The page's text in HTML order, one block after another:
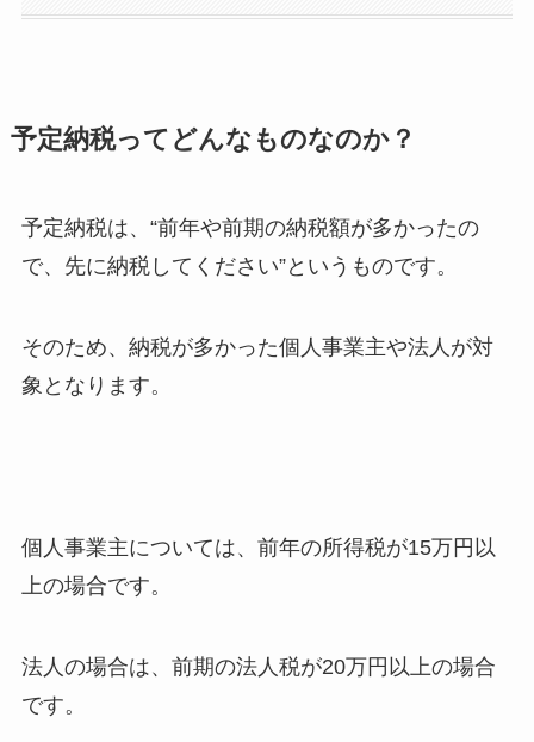
予定納税ってどんなものなのか？
予定納税は、“前年や前期の納税額が多かったの
で、先に納税してください”というものです。
そのため、納税が多かった個人事業主や法人が対
象となります。
個人事業主については、前年の所得税が15万円以
上の場合です。
法人の場合は、前期の法人税が20万円以上の場合
です。